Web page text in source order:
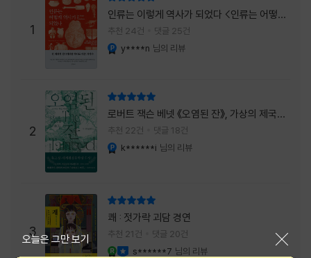
하고 있는 하치. 히토미 클린이라는 청소업체
직원으로 일하는 그녀가 바라는 것은 그저 고요
한
1
인류는 이렇게 역사가 되었다 <인류는 어떻게
역사가 되었나>
추천 24건 댓글 25건
y****n 님의 리뷰
2
로버트 잭슨 베넷 《오염된 잔》, 가상의 제국이
주는 실감과 미스터리 사건의 치밀함이 이루어
내는 최상의 시너지...
추천 22건 댓글 18건
k******i 님의 리뷰
3
쾌 : 젓가락 괴담 경연
추천 21건 댓글 20건
s******7 님의 리뷰
오늘은 그만 보기